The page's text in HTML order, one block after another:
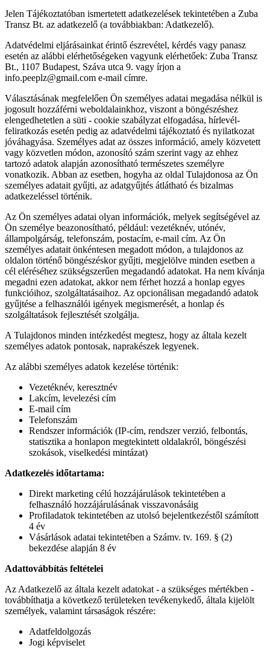
Jelen Tájékoztatóban ismertetett adatkezelések tekintetében a Zuba
Transz Bt. az adatkezelő (a továbbiakban: Adatkezelő).
Adatvédelmi eljárásainkat érintő észrevétel, kérdés vagy panasz
esetén az alábbi elérhetőségeken vagyunk elérhetőek: Zuba Transz
Bt., 1107 Budapest, Száva utca 9. vagy írjon a
info.peeplz@gmail.com e-mail címre.
Választásának megfelelően Ön személyes adatai megadása nélkül is
jogosult hozzáférni weboldalainkhoz, viszont a böngészéshez
elengedhetetlen a süti - cookie szabályzat elfogadása, hírlevél-
feliratkozás esetén pedig az adatvédelmi tájékoztató és nyilatkozat
jóváhagyása. Személyes adat az összes információ, amely közvetett
vagy közvetlen módon, azonosító szám szerint vagy az ehhez
tartozó adatok alapján azonosítható természetes személyre
vonatkozik. Abban az esetben, hogyha az oldal Tulajdonosa az Ön
személyes adatait gyűjti, az adatgyűjtés átlátható és bizalmas
adatkezeléssel történik.
Az Ön személyes adatai olyan információk, melyek segítségével az
Ön személye beazonosítható, például: vezetéknév, utónév,
állampolgárság, telefonszám, postacím, e-mail cím. Az Ön
személyes adatait önkéntesen megadott módon, a tulajdonos az
oldalon történő böngészéskor gyűjti, megjelölve minden esetben a
cél eléréséhez szükségszerűen megadandó adatokat. Ha nem kívánja
megadni ezen adatokat, akkor nem férhet hozzá a honlap egyes
funkcióihoz, szolgáltatásaihoz. Az opcionálisan megadandó adatok
gyűjtése a felhasználói igények megismerését, a honlap és
szolgáltatások fejlesztését szolgálja.
A Tulajdonos minden intézkedést megtesz, hogy az általa kezelt
személyes adatok pontosak, naprakészek legyenek.
Az alábbi személyes adatok kezelése történik:
Vezetéknév, keresztnév
Lakcím, levelezési cím
E-mail cím
Telefonszám
Rendszer információk (IP-cím, rendszer verzió, felbontás,
statisztika a honlapon megtekintett oldalakról, böngészési
szokások, viselkedési mintázat)
Adatkezelés időtartama:
Direkt marketing célú hozzájárulások tekintetében a
felhasználó hozzájárulásának visszavonásáig
Profiladatok tekintetében az utolsó bejelentkezéstől számított
4 év
Vásárlások adatai tekintetében a Számv. tv. 169. § (2)
bekezdése alapján 8 év
Adattovábbítás feltételei
Az Adatkezelő az általa kezelt adatokat - a szükséges mértékben -
továbbíthatja a következő területeken tevékenykedő, általa kijelölt
személyek, valamint társaságok részére:
Adatfeldolgozás
Jogi képviselet